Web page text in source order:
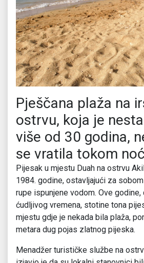
Pješčana plaža na
ostrvu, koja je
više od 30 godina,
se vratila tokom
Pijesak u mjestu Duah na ostrvu
1984. godine, ostavljajući za
rupe ispunjene vodom. Ove
ćudljivog vremena, stotine tona
mjestu gdje je nekada bila plaža,
metara dug pojas zlatnog pijeska.
Menadžer turističke službe na